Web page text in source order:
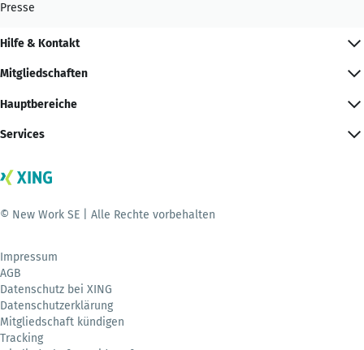
Presse
Hilfe & Kontakt
Mitgliedschaften
Hauptbereiche
Services
© New Work SE | Alle Rechte vorbehalten
Impressum
AGB
Datenschutz bei XING
Datenschutzerklärung
Mitgliedschaft kündigen
Tracking